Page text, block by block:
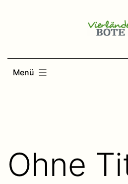
Menü
Ohne